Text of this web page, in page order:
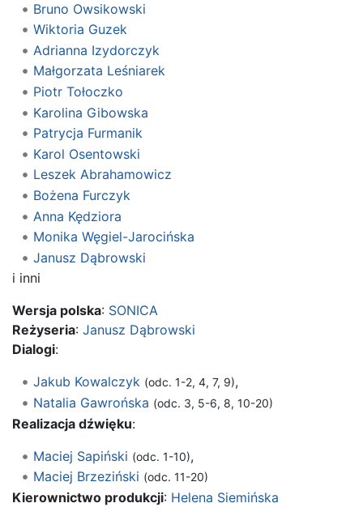
Bruno Owsikowski
Wiktoria Guzek
Adrianna Izydorczyk
Małgorzata Leśniarek
Piotr Tołoczko
Karolina Gibowska
Patrycja Furmanik
Karol Osentowski
Leszek Abrahamowicz
Bożena Furczyk
Anna Kędziora
Monika Węgiel-Jarocińska
Janusz Dąbrowski
i inni
Wersja polska: SONICA
Reżyseria: Janusz Dąbrowski
Dialogi:
Jakub Kowalczyk (odc. 1-2, 4, 7, 9),
Natalia Gawrońska (odc. 3, 5-6, 8, 10-20)
Realizacja dźwięku:
Maciej Sapiński (odc. 1-10),
Maciej Brzeziński (odc. 11-20)
Kierownictwo produkcji: Helena Siemińska